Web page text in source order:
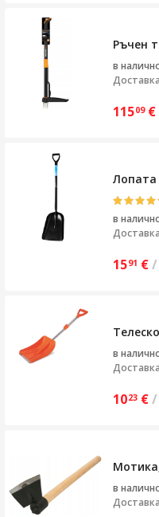
Ръчен
в
11509 €
Лопата
в
1591 €/
в
1023 €/
в